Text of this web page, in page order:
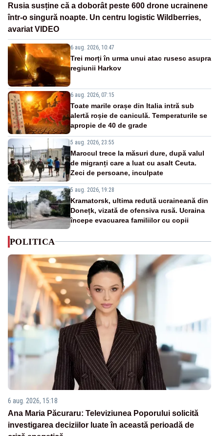
Rusia susține că a doborât peste 600 drone ucrainene
într-o singură noapte. Un centru logistic Wildberries,
avariat VIDEO
6 aug. 2026, 10:47
Trei morți în urma unui atac rusesc asupra
regiunii Harkov
6 aug. 2026, 07:15
Toate marile orașe din Italia intră sub
alertă roșie de caniculă. Temperaturile se
apropie de 40 de grade
5 aug. 2026, 23:55
Marocul trece la măsuri dure, după valul
de migranți care a luat cu asalt Ceuta.
Zeci de persoane, inculpate
5 aug. 2026, 19:28
Kramatorsk, ultima redută ucraineană din
Donețk, vizată de ofensiva rusă. Ucraina
începe evacuarea familiilor cu copii
POLITICA
6 aug. 2026, 15:18
Ana Maria Păcuraru: Televiziunea Poporului solicită
investigarea deciziilor luate în această perioadă de